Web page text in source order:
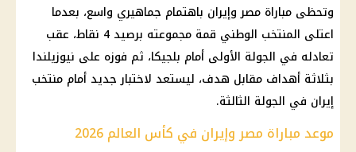
وتحظى مباراة مصر وإيران باهتمام جماهيري واسع، بعدما
اعتلى المنتخب الوطني
قمة مجموعته برصيد 4 نقاط، عقب
تعادله في الجولة الأولى أمام بلجيكا، ثم فوزه على نيوزيلندا
بثلاثة أهداف مقابل هدف، ليستعد لاختبار جديد أمام منتخب
إيران في الجولة الثالثة.
موعد مباراة مصر وإيران في كأس العالم 2026